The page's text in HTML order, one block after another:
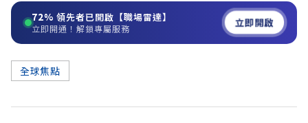
72% 領先者已開啟【職場雷達】
立即開通！解鎖專屬服務 立即開啟
全球焦點